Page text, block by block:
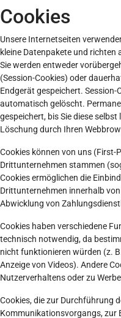
Cookies
Unsere Internetseiten
kleine Datenpakete und richten
Sie werden entweder
(Session-Cookies) oder
Endgerät gespeichert. Session-
automatisch gelöscht.
gespeichert, bis Sie diese
Löschung durch Ihren
Cookies können von uns (First-
Drittunternehmen stammen
Cookies ermöglichen die
Drittunternehmen innerhalb
Abwicklung von
Cookies haben verschiedene
technisch notwendig, da
nicht funktionieren würden (z.
Anzeige von Videos). Andere
Nutzerverhaltens oder zu
Cookies, die zur Durchführung
Kommunikationsvorgangs, zur